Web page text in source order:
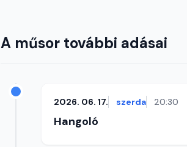
A műsor további adásai
2026. 06. 17. szerda 20:30
Hangoló